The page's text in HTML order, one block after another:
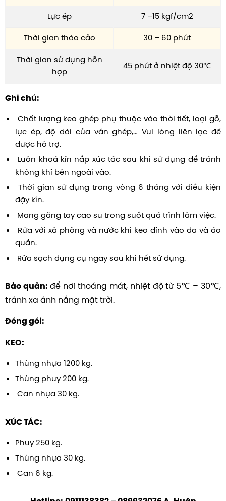
Lực ép 7 –15 kgf/cm2
Thời gian tháo cảo 30 – 60 phút
Thời gian sử dụng hỗn
hợp
45 phút ở nhiệt độ 30℃
Ghi chú:
Chất lượng keo ghép phụ thuộc vào thời tiết, loại gỗ,
lực ép, độ dài của ván ghép,… Vui lòng liên lạc để
được hỗ trợ.
Luôn khoá kín nắp xúc tác sau khi sử dụng để tránh
không khí bên ngoài vào.
Thời gian sử dụng trong vòng 6 tháng với điều kiện
đậy kín.
Mang găng tay cao su trong suốt quá trình làm việc.
Rửa với xà phòng và nước khi keo dính vào da và áo
quần.
Rửa sạch dụng cụ ngay sau khi hết sử dụng.
Bảo quản: để nơi thoáng mát, nhiệt độ từ 5℃ – 30℃,
tránh xa ánh nắng mặt trời.
Đóng gói:
KEO:
Thùng nhựa 1200 kg.
Thùng phuy 200 kg.
Can nhựa 30 kg.
XÚC TÁC:
Phuy 250 kg.
Thùng nhựa 30 kg.
Can 6 kg.